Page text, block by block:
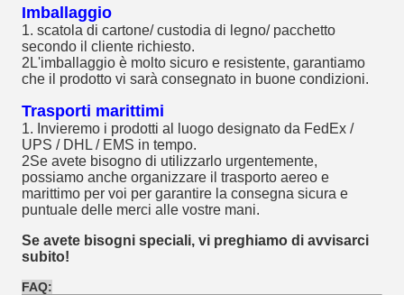
Imballaggio
1. scatola di cartone/ custodia di legno/ pacchetto
secondo il cliente richiesto.
2L'imballaggio è molto sicuro e resistente, garantiamo
che il prodotto vi sarà consegnato in buone condizioni.
Trasporti marittimi
1. Invieremo i prodotti al luogo designato da FedEx /
UPS / DHL / EMS in tempo.
2Se avete bisogno di utilizzarlo urgentemente,
possiamo anche organizzare il trasporto aereo e
marittimo per voi per garantire la consegna sicura e
puntuale delle merci alle vostre mani.
Se avete bisogni speciali, vi preghiamo di avvisarci
subito!
FAQ: